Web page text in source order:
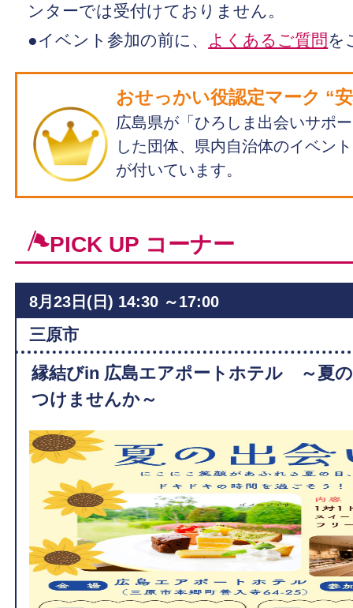
ンターでは受付けておりません。
●イベント参加の前に、
よくあるご質問を
おせっかい役認定マーク “
広島県が「ひろしま出会いサポ
した団体、県内自治体のイベン
が付いています。
PICK UP コーナー
8月23日(日) 14:30 ～17:00
三原市
縁結びin 広島エアポートホテル ～夏
つけませんか～